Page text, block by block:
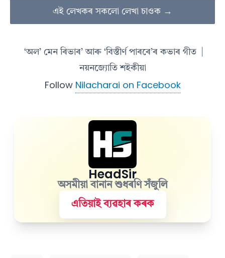
এই লেখকৰ সকলো লেখা চাওক →
‘অল’ মেন ৰিভাৰ’ আৰু ‘বিস্তীৰ্ণ পাৰৰে’ৰ কভাৰ গীত
নয়নজ্যোতি শইকীয়া
Follow Nilacharai on Facebook
HeadSir
অসমীয়া বানান শুধৰণি সঁজুলি
এতিয়াই ব্যৱহাৰ কৰক